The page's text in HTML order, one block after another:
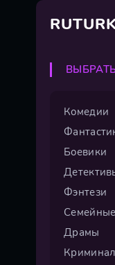
Комедии
Боевики
Фэнтези
Семейные
Драмы
Криминал